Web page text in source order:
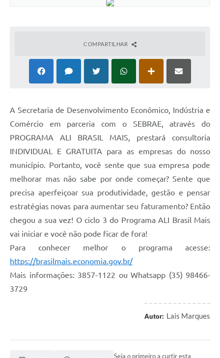
COMPARTILHAR
A Secretaria de Desenvolvimento Econômico, Indústria e
Comércio em parceria com o SEBRAE, através do
PROGRAMA ALI BRASIL MAIS, prestará consultoria
INDIVIDUAL E GRATUITA para as empresas do nosso
município. Portanto, você sente que sua empresa pode
melhorar mas não sabe por onde começar? Sente que
precisa aperfeiçoar sua produtividade, gestão e pensar
estratégias novas para aumentar seu faturamento? Então
chegou a sua vez! O ciclo 3 do Programa ALI Brasil Mais
vai iniciar e você não pode ficar de fora!
Para conhecer melhor o programa acesse:
https://brasilmais.economia.gov.br/
Mais informações: 3857-1122 ou Whatsapp (35) 98466-
3729
Autor: Lais Marques
Seja o primeiro a curtir esta